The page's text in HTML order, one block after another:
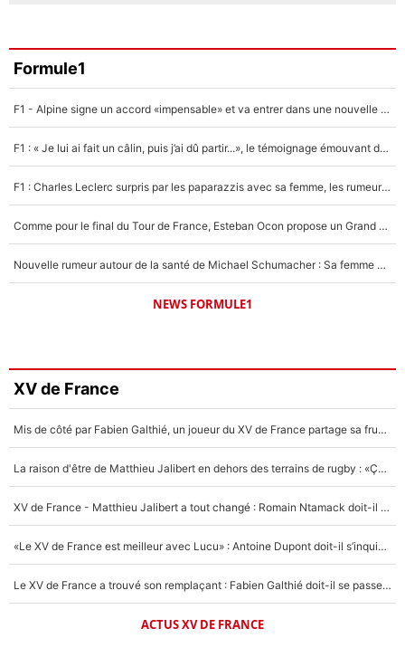
Formule1
F1 - Alpine signe un accord «impensable» et va entrer dans une nouvelle dimension : Grande nouvelle pour Pierre Gasly !
F1 : « Je lui ai fait un câlin, puis j’ai dû partir...», le témoignage émouvant de Max Verstappen sur sa fille
F1 : Charles Leclerc surpris par les paparazzis avec sa femme, les rumeurs étaient vraies !
Comme pour le final du Tour de France, Esteban Ocon propose un Grand Prix de Formule 1 à Paris : «Autour de l’Arc de Triomphe, ce serait génial» !
Nouvelle rumeur autour de la santé de Michael Schumacher : Sa femme Corinna sort du silence
NEWS FORMULE1
XV de France
Mis de côté par Fabien Galthié, un joueur du XV de France partage sa frustration : «ils ne me l’ont pas dit tout de suite»
La raison d'être de Matthieu Jalibert en dehors des terrains de rugby : «Ça m'atteint autant que si tu touches à un membre de ma famille»
XV de France - Matthieu Jalibert a tout changé : Romain Ntamack doit-il s’inquiéter pour sa place à un an de la Coupe du monde ?
«Le XV de France est meilleur avec Lucu» : Antoine Dupont doit-il s’inquiéter pour sa place ?
Le XV de France a trouvé son remplaçant : Fabien Galthié doit-il se passer d'Antoine Dupont ?
ACTUS XV DE FRANCE